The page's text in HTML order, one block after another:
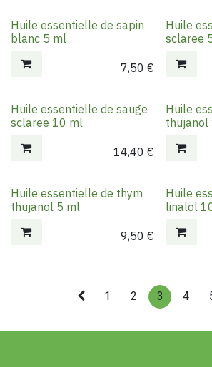
Huile essentielle de sapin
blanc 5 ml
7,50 €
Huile
sclaree
Huile essentielle de sauge
sclaree 10 ml
14,40 €
Huile
thujanol
Huile essentielle de thym
thujanol 5 ml
9,50 €
Huile
linalol
1 2 3 4